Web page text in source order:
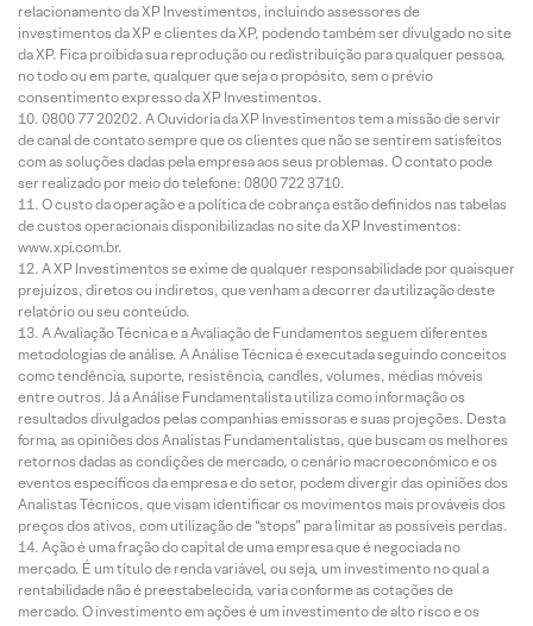
relacionamento da XP Investimentos, incluindo assessores de
investimentos da XP e clientes da XP, podendo também ser divulgado no site
da XP. Fica proibida sua reprodução ou redistribuição para qualquer pessoa,
no todo ou em parte, qualquer que seja o propósito, sem o prévio
consentimento expresso da XP Investimentos.
0800 77 20202. A Ouvidoria da XP Investimentos tem a missão de servir
de canal de contato sempre que os clientes que não se sentirem satisfeitos
com as soluções dadas pela empresa aos seus problemas. O contato pode
ser realizado por meio do telefone: 0800 722 3710.
O custo da operação e a política de cobrança estão definidos nas tabelas
de custos operacionais disponibilizadas no site da XP Investimentos:
www.xpi.com.br.
A XP Investimentos se exime de qualquer responsabilidade por quaisquer
prejuízos, diretos ou indiretos, que venham a decorrer da utilização deste
relatório ou seu conteúdo.
A Avaliação Técnica e a Avaliação de Fundamentos seguem diferentes
metodologias de análise. A Análise Técnica é executada seguindo conceitos
como tendência, suporte, resistência, candles, volumes, médias móveis
entre outros. Já a Análise Fundamentalista utiliza como informação os
resultados divulgados pelas companhias emissoras e suas projeções. Desta
forma, as opiniões dos Analistas Fundamentalistas, que buscam os melhores
retornos dadas as condições de mercado, o cenário macroeconômico e os
eventos específicos da empresa e do setor, podem divergir das opiniões dos
Analistas Técnicos, que visam identificar os movimentos mais prováveis dos
preços dos ativos, com utilização de “stops” para limitar as possíveis perdas.
Ação é uma fração do capital de uma empresa que é negociada no
mercado. É um título de renda variável, ou seja, um investimento no qual a
rentabilidade não é preestabelecida, varia conforme as cotações de
mercado. O investimento em ações é um investimento de alto risco e os